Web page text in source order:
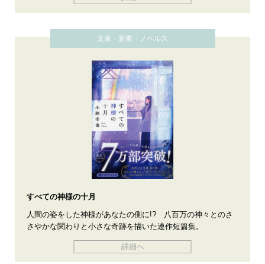
文庫・新書・ノベルス
すべての神様の十月
人間の姿をした神様があなたの側に!? 八百万の神々とのさ
さやかな関わりと小さな奇跡を描いた連作短篇集。
詳細へ